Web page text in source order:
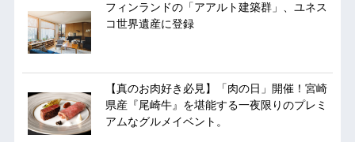
フィンランドの「アアルト建築群」、ユネス
コ世界遺産に登録
【真のお肉好き必見】「肉の日」開催！宮崎
県産『尾崎牛』を堪能する一夜限りのプレミ
アムなグルメイベント。